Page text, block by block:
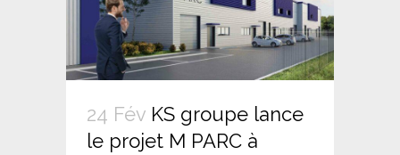
24 Fév KS groupe lance
le projet M PARC à